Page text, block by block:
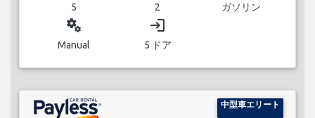
5 2 ガソリン
miscellaneous_services
Manual
login
5 ドア
中型車エリート